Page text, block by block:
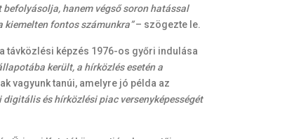
hanem végső soron hatással
fontos számunkra”– szögezte le.
távközlési képzés 1976-os győri indulása
került, a hírközlés esetén a
vagyunk tanúi, amelyre jó példa az
és hírközlési piac versenyképességét